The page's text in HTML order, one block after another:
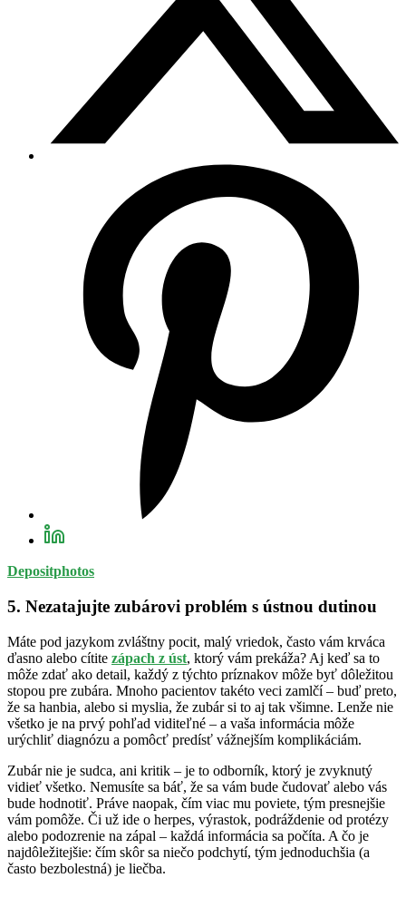
Depositphotos
5. Nezatajujte zubárovi problém s ústnou dutinou
Máte pod jazykom zvláštny pocit, malý vriedok, často vám krváca
ďasno alebo cítite zápach z úst, ktorý vám prekáža? Aj keď sa to
môže zdať ako detail, každý z týchto príznakov môže byť dôležitou
stopou pre zubára. Mnoho pacientov takéto veci zamlčí – buď preto,
že sa hanbia, alebo si myslia, že zubár si to aj tak všimne. Lenže nie
všetko je na prvý pohľad viditeľné – a vaša informácia môže
urýchliť diagnózu a pomôcť predísť vážnejším komplikáciám.
Zubár nie je sudca, ani kritik – je to odborník, ktorý je zvyknutý
vidieť všetko. Nemusíte sa báť, že sa vám bude čudovať alebo vás
bude hodnotiť. Práve naopak, čím viac mu poviete, tým presnejšie
vám pomôže. Či už ide o herpes, výrastok, podráždenie od protézy
alebo podozrenie na zápal – každá informácia sa počíta. A čo je
najdôležitejšie: čím skôr sa niečo podchytí, tým jednoduchšia (a
často bezbolestná) je liečba.